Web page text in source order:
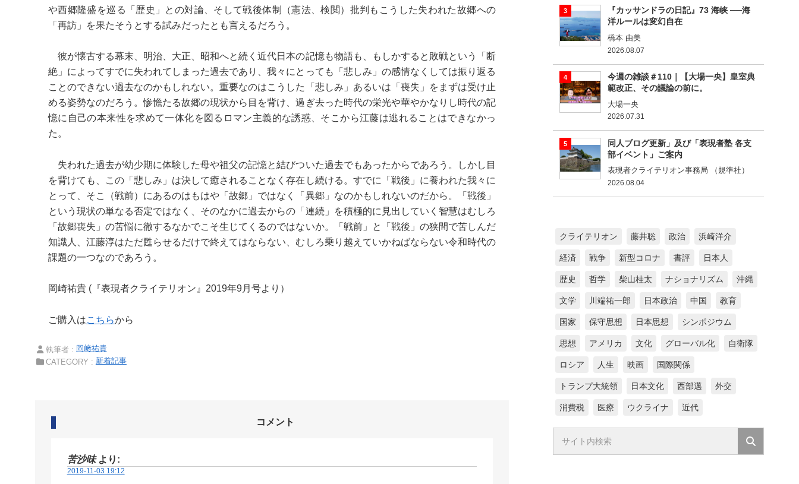
や西郷隆盛を巡る「歴史」との対論、そして戦後体制（憲法、検閲）批判もこうした失われた故郷への
「再訪」を果たそうとする試みだったとも言えるだろう。
彼が懐古する幕末、明治、大正、昭和へと続く近代日本の記憶も物語も、もしかすると敗戦という「断
絶」によってすでに失われてしまった過去であり、我々にとっても「悲しみ」の感情なくしては振り返る
ことのできない過去なのかもしれない。重要なのはこうした「悲しみ」あるいは「喪失」をまずは受け止
める姿勢なのだろう。惨憺たる故郷の現状から目を背け、過ぎ去った時代の栄光や華やかなりし時代の記
憶に自己の本来性を求めて一体化を図るロマン主義的な誘惑、そこから江藤は逃れることはできなかっ
た。
失われた過去が幼少期に体験した母や祖父の記憶と結びついた過去でもあったからであろう。しかし目
を背けても、この「悲しみ」は決して癒されることなく存在し続ける。すでに「戦後」に養われた我々に
とって、そこ（戦前）にあるのはもはや「故郷」ではなく「異郷」なのかもしれないのだから。「戦後」
という現状の単なる否定ではなく、そのなかに過去からの「連続」を積極的に見出していく智慧はむしろ
「故郷喪失」の苦悩に徹するなかでこそ生じてくるのではないか。「戦前」と「戦後」の狭間で苦しんだ
知識人、江藤淳はただ甦らせるだけで終えてはならない、むしろ乗り越えていかねばならない令和時代の
課題の一つなのであろう。
岡崎祐貴 (『表現者クライテリオン』2019年9月号より）
ご購入はこちらから
執筆者 : 岡﨑祐貴
CATEGORY : 新着記事
コメント
苦沙味 より:
2019-11-03 19:12
『カッサンドラの日記』73 海峡 ──海
洋ルールは変幻自在
橋本 由美
2026.08.07
今週の雑談＃110｜【大場一央】皇室典
範改正、その議論の前に。
大場一央
2026.07.31
同人ブログ更新」及び「表現者塾 各支
部イベント」ご案内
表現者クライテリオン事務局 （規準社）
2026.08.04
クライテリオン 藤井聡 政治 浜崎洋介
経済 戦争 新型コロナ 書評 日本人
歴史 哲学 柴山桂太 ナショナリズム 沖縄
文学 川端祐一郎 日本政治 中国 教育
国家 保守思想 日本思想 シンポジウム
思想 アメリカ 文化 グローバル化 自衛隊
ロシア 人生 映画 国際関係
トランプ大統領 日本文化 西部邁 外交
消費税 医療 ウクライナ 近代